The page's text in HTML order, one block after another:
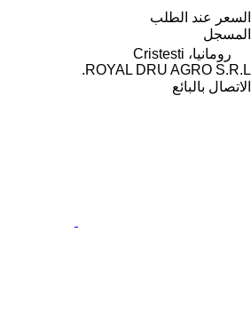
السعر عند الطلب
المسجل
رومانيا، Cristesti
ROYAL DRU AGRO S.R.L.
الاتصال بالبائع